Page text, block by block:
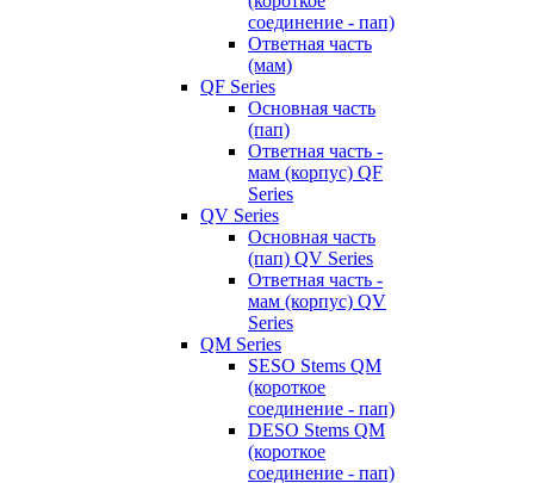
соединение - пап)
Ответная часть
(мам)
QF Series
Основная часть
(пап)
Ответная часть -
мам (корпус) QF
Series
QV Series
Основная часть
(пап) QV Series
Ответная часть -
мам (корпус) QV
Series
QM Series
SESO Stems QM
(короткое
соединение - пап)
DESO Stems QM
(короткое
соединение - пап)